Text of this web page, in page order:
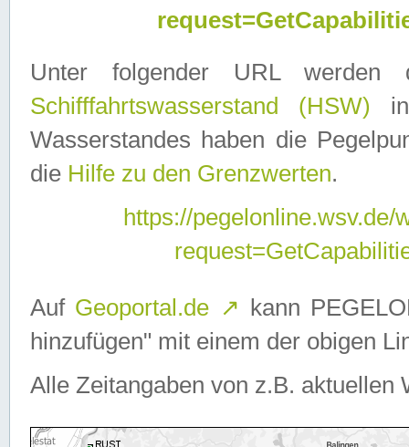
Unter folgender URL
Schifffahrtswasserstand (HSW)
Wasserstandes haben die
die Hilfe zu den Grenzwerten.
https://
Auf Geoportal.de ↗ kann
hinzufügen" mit einem der obigen
Alle Zeitangaben von z.B. aktuellen